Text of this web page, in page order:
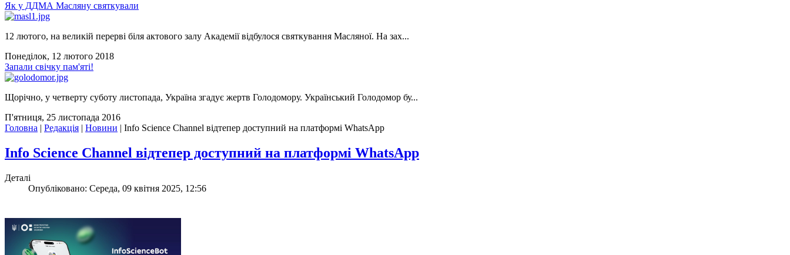
Як у ДДМА Масляну святкували
12 лютого, на великій перерві біля актового залу Академії відбулося святкування Масляної. На зах...
Понеділок, 12 лютого 2018
Запали свічку пам'яті!
Щорічно, у четверту суботу листопада, Україна згадує жертв Голодомору. Український Голодомор бу...
П'ятниця, 25 листопада 2016
Головна | Редакція | Новини | Info Science Channel відтепер доступний на платформі WhatsApp
Info Science Channel відтепер доступний на платформі WhatsApp
Деталі
Опубліковано: Середа, 09 квітня 2025, 12:56